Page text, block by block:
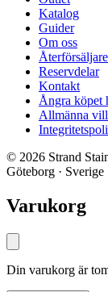
Katalog
Guider
Om oss
Återförsäljare
Reservdelar
Kontakt
Ångra köpet
Allmänna
© 2026 Strand
Göteborg · Sverige
Varukorg
Din varukorg är